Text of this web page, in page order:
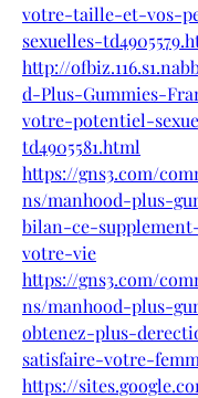
votre-taille-et-vos-
sexuelles-
http://
d-Plus-Gummies-
votre-potentiel-
td4905581.html
https://gns3.com/
ns/manhood-plus-
bilan-ce-
votre-vie
https://gns3.com/
ns/manhood-plus-
obtenez-plus-
satisfaire-votre-
https://